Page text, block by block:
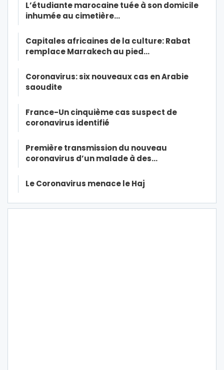
L’étudiante marocaine tuée à son domicile
inhumée au cimetière…
Capitales africaines de la culture: Rabat
remplace Marrakech au pied…
Coronavirus: six nouveaux cas en Arabie
saoudite
France-Un cinquième cas suspect de
coronavirus identifié
Première transmission du nouveau
coronavirus d’un malade à des…
Le Coronavirus menace le Haj